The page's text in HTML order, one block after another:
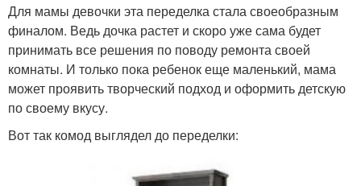
Для мамы девочки эта переделка стала своеобразным
финалом. Ведь дочка растет и скоро уже сама будет
принимать все решения по поводу ремонта своей
комнаты. И только пока ребенок еще маленький, мама
может проявить творческий подход и оформить детскую
по своему вкусу.
Вот так комод выглядел до переделки: